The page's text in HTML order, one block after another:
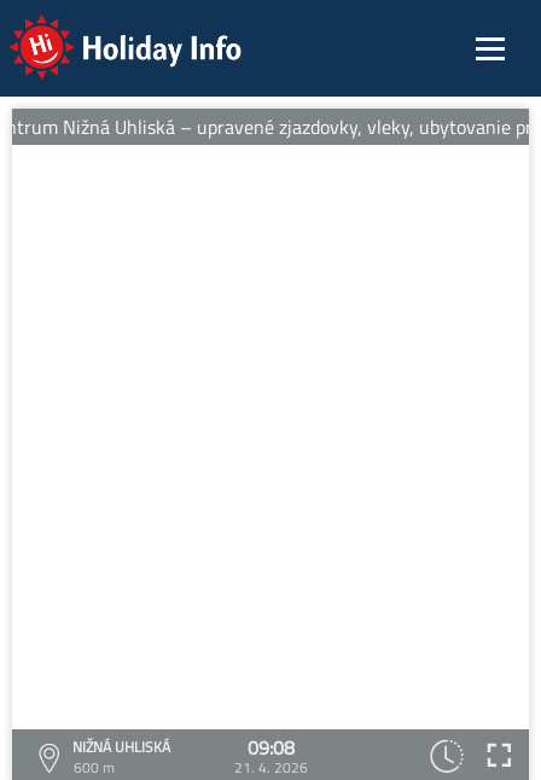
Holiday Info
Nižná Uhliská – upravené zjazdovky, vleky, ubytovanie
NIŽNÁ UHLISKÁ
600 m
09:08
21. 4. 2026